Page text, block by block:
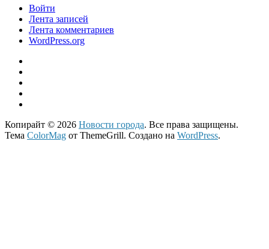
Войти
Лента записей
Лента комментариев
WordPress.org
Копирайт © 2026 Новости города. Все права защищены.
Тема ColorMag от ThemeGrill. Создано на WordPress.